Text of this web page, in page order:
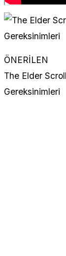
ÖNERİLEN
The Elder
Gereksinimleri